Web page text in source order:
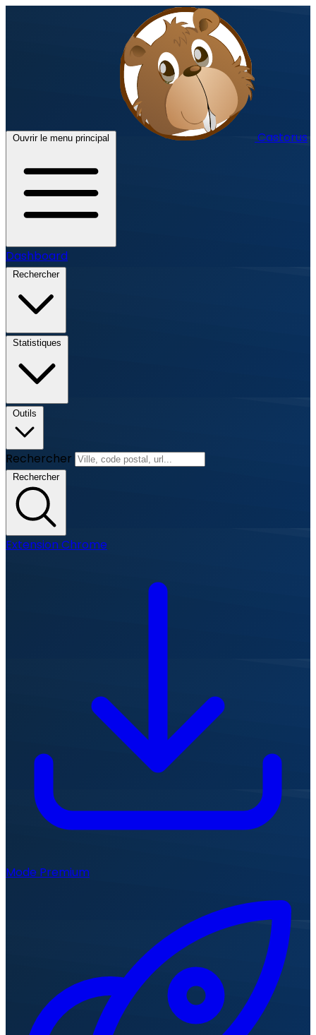
Ouvrir le menu principal Castorus
Dashboard
Rechercher
Statistiques
Outils
Rechercher
Rechercher
Extension Chrome
Mode Premium